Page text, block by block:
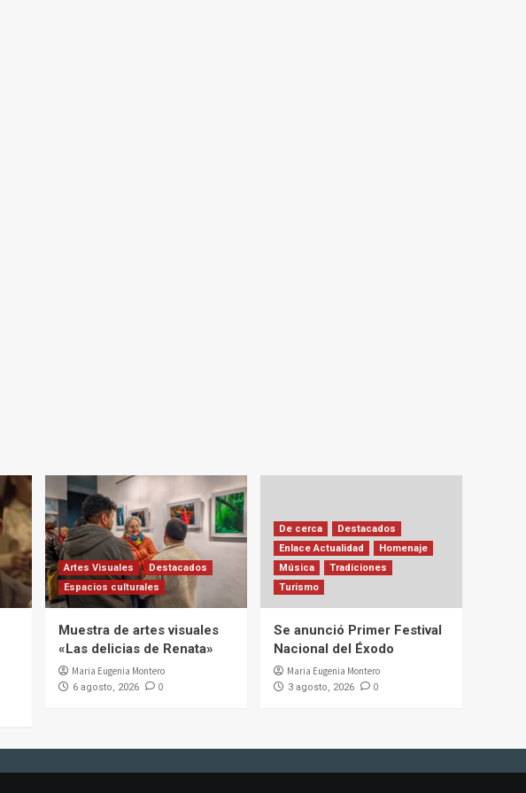
Artes Visuales
Destacados
Espacios culturales
Muestra de artes visuales
«Las delicias de Renata»
Maria Eugenia Montero
6 agosto, 2026 0
De cerca
Destacados
Enlace Actualidad
Homenaje
Música
Tradiciones
Turismo
Se anunció Primer Festival
Nacional del Éxodo
Maria Eugenia Montero
3 agosto, 2026 0